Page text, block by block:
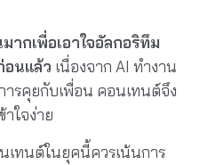
ากเพื่อเอาใจอัลกอริทึม
อนแล้ว เนื่องจาก AI ทำงาน
ารคุยกับเพื่อน คอนเทนต์จึง
าใจง่าย
เทนต์ในยุคนี้ควรเน้นการ